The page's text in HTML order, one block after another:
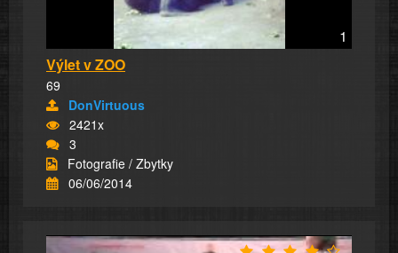
1
Výlet v ZOO
69
DonVirtuous
2421x
3
Fotografie / Zbytky
06/06/2014